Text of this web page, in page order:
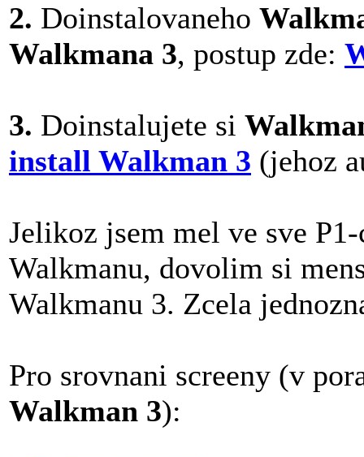
2. Doinstalovaneho
Walkmana 3, postup zde:
3. Doinstalujete si
install Walkman 3 (jehoz
Jelikoz jsem mel ve sve
Walkmanu, dovolim si
Walkmanu 3. Zcela
Pro srovnani screeny (v
Walkman 3):